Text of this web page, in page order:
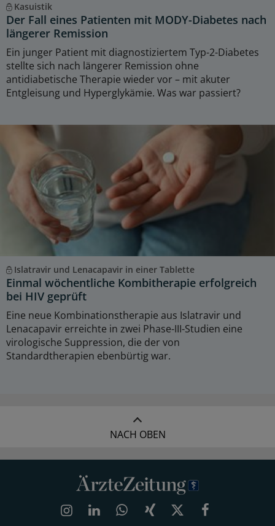
Kasuistik
Der Fall eines Patienten mit MODY-Diabetes nach
längerer Remission
Ein junger Patient mit diagnostiziertem Typ-2-Diabetes
stellte sich nach längerer Remission ohne
antidiabetische Therapie wieder vor – mit akuter
Entgleisung und Hyperglykämie. Was war passiert?
Islatravir und Lenacapavir in einer Tablette
Einmal wöchentliche Kombitherapie erfolgreich
bei HIV geprüft
Eine neue Kombinationstherapie aus Islatravir und
Lenacapavir erreichte in zwei Phase-III-Studien eine
virologische Suppression, die der von
Standardtherapien ebenbürtig war.
NACH OBEN